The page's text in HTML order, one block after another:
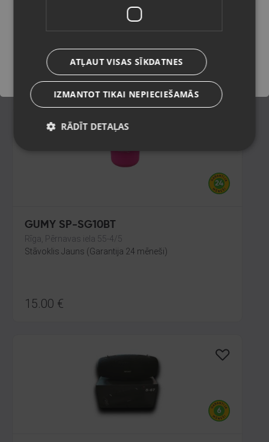
Stāvoklis Lietots (Garantija 6 mēneši)
59.00
2.68€/mēn.
GUMY SP-SG10BT
Rīga, Pērnavas iela 55-4/5
Stāvoklis Jauns (Garantija 24 mēneši)
15.00 €
Saglabāt
ATĻAUT VISAS SĪKDATNES
IZMANTOT TIKAI NEPIECIEŠAMĀS
RĀDĪT DETAĻAS